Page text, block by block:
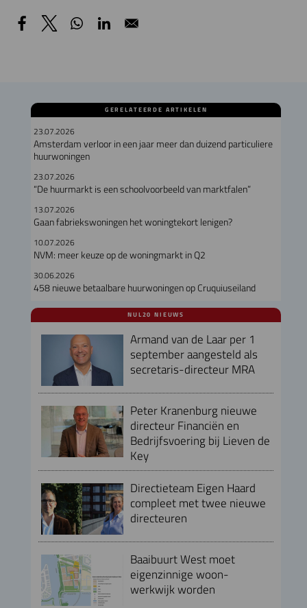
GERELATEERDE ARTIKELEN
23.07.2026
Amsterdam verloor in een jaar meer dan duizend particuliere
huurwoningen
23.07.2026
“De huurmarkt is een schoolvoorbeeld van marktfalen”
13.07.2026
Gaan fabriekswoningen het woningtekort lenigen?
10.07.2026
NVM: meer keuze op de woningmarkt in Q2
30.06.2026
458 nieuwe betaalbare huurwoningen op Cruquiuseiland
NUL20 NIEUWS
Armand van de Laar per 1
september aangesteld als
secretaris-directeur MRA
Peter Kranenburg nieuwe
directeur Financiën en
Bedrijfsvoering bij Lieven de
Key
Directieteam Eigen Haard
compleet met twee nieuwe
directeuren
Baaibuurt West moet
eigenzinnige woon-
werkwijk worden